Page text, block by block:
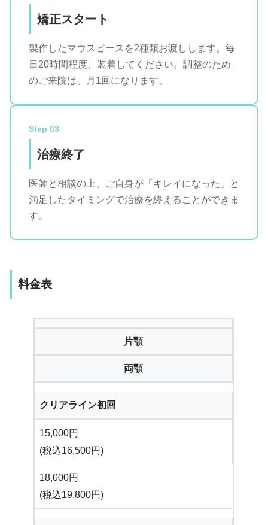
矯正スタート
製作したマウスピースを2種類お渡しします。毎
日20時間程度、装着してください。調整のため
のご来院は、月1回になります。
Step 03
治療終了
医師と相談の上、ご自身が「キレイになった」と
満足したタイミングで治療を終えることができま
す。
料金表
片顎
両顎
クリアライン初回
15,000円
(税込16,500円)
18,000円
(税込19,800円)